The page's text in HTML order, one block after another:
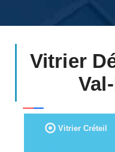
Vitrier
Vitrier Créteil